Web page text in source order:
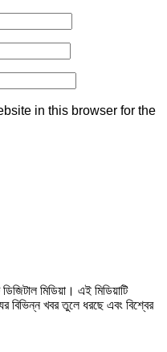
in this browser for the
মিডিয়া। এই মিডিয়াটি
বিভিন্ন খবর তুলে ধরছে এবং বিশ্বের